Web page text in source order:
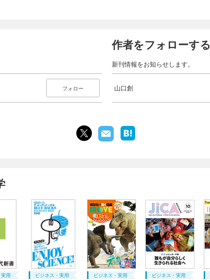
フォロー
作者をフォローする
新刊情報をお知らせします。
山口創
用 ビジネス・実用 ビジネス・実用 ビジネス・実用